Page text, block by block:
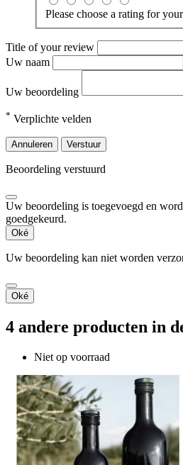
Please choose a rating for
Title of your review
Uw naam
Uw beoordeling
* Verplichte velden
Annuleren Verstuur
Beoordeling verstuurd
Uw beoordeling is toegevoegd en
goedgekeurd.
Oké
Uw beoordeling kan niet worden
Oké
4 andere producten in
Niet op voorraad